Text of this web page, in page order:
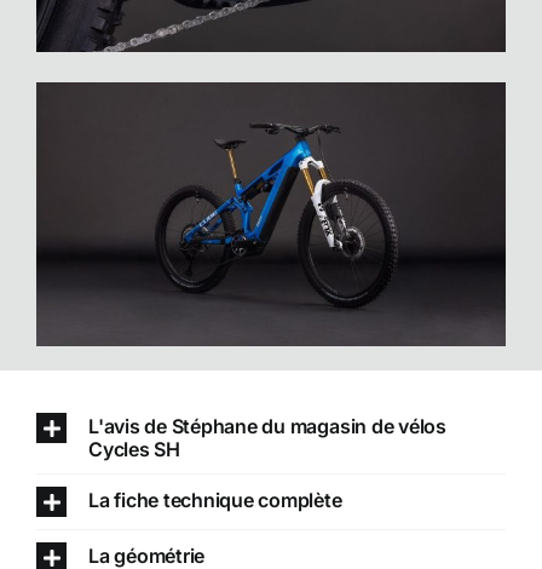
L'avis de Stéphane du magasin de vélos
Cycles SH
La fiche technique complète
La géométrie